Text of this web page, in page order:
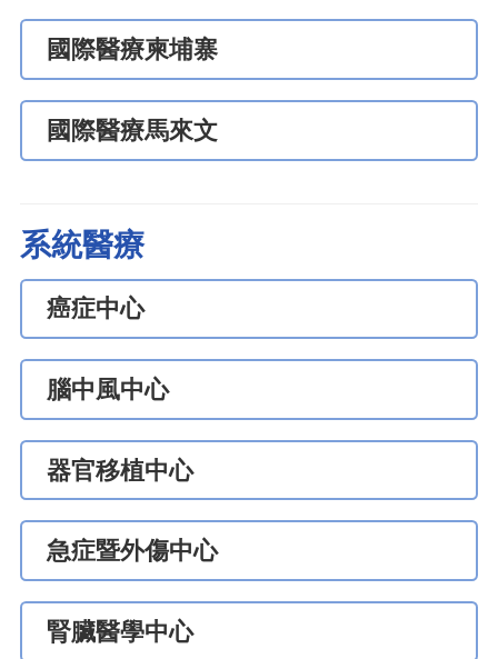
國際醫療柬埔寨
國際醫療馬來文
系統醫療
癌症中心
腦中風中心
器官移植中心
急症暨外傷中心
腎臟醫學中心